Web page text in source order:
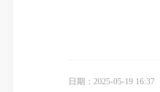
日期：2025-05-19 16:37